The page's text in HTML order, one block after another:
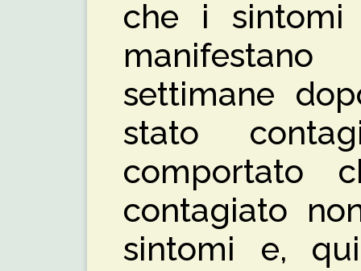
che i sintomi
settimane
stato
comportato
contagiato
sintomi e,